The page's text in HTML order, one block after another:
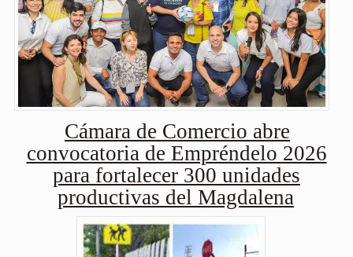
Cámara de Comercio abre
convocatoria de Empréndelo 2026
para fortalecer 300 unidades
productivas del Magdalena